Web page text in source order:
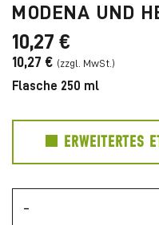
MODENA UND
10,27 €
10,27 €
Flasche 250 ml
ERWEITERTES
-